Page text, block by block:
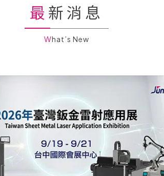
最新消息
What’s New